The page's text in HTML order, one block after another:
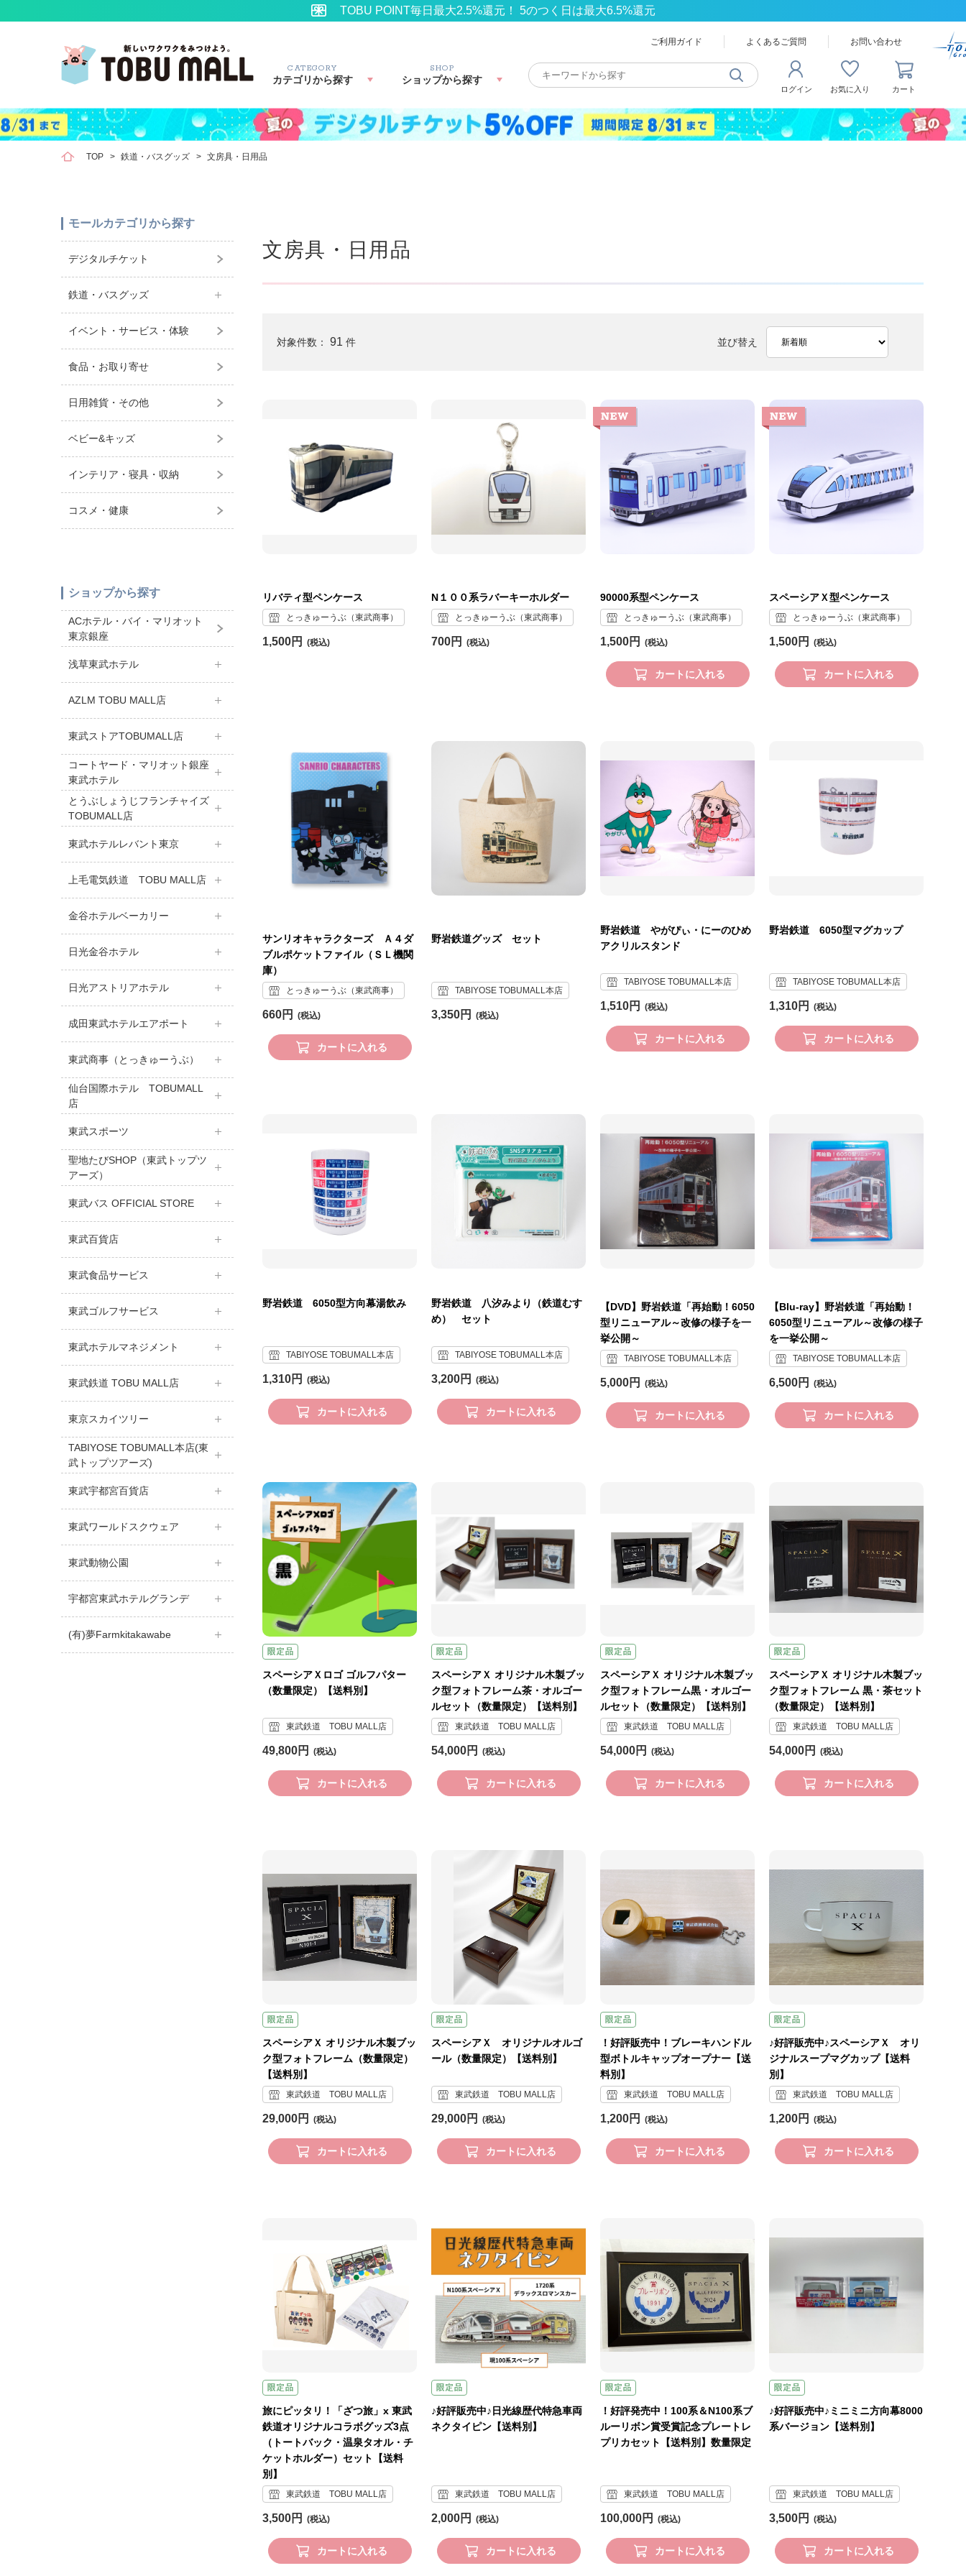
TOBU POINT毎日最大2.5%還元！ 5のつく日は最大6.5%還元
ご利用ガイド よくあるご質問 お問い合わせ
CATEGORY
カテゴリから探す
SHOP
ショップから探す
ログイン お気に入り カート
TOP > 鉄道・バスグッズ > 文房具・日用品
モールカテゴリから探す
デジタルチケット
鉄道・バスグッズ
イベント・サービス・体験
食品・お取り寄せ
日用雑貨・その他
ベビー&キッズ
インテリア・寝具・収納
コスメ・健康
ショップから探す
ACホテル・バイ・マリオット
東京銀座
浅草東武ホテル
AZLM TOBU MALL店
東武ストアTOBUMALL店
コートヤード・マリオット銀座
東武ホテル
とうぶしょうじフランチャイズ
TOBUMALL店
東武ホテルレバント東京
上毛電気鉄道 TOBU MALL店
金谷ホテルベーカリー
日光金谷ホテル
日光アストリアホテル
成田東武ホテルエアポート
東武商事（とっきゅーうぶ）
仙台国際ホテル TOBUMALL
店
東武スポーツ
聖地たびSHOP（東武トップツ
アーズ）
東武バス OFFICIAL STORE
東武百貨店
東武食品サービス
東武ゴルフサービス
東武ホテルマネジメント
東武鉄道 TOBU MALL店
東京スカイツリー
TABIYOSE TOBUMALL本店(東
武トップツアーズ)
東武宇都宮百貨店
東武ワールドスクウェア
東武動物公園
宇都宮東武ホテルグランデ
(有)夢Farmkitakawabe
文房具・日用品
並び替え
対象件数： 91 件
リバティ型ペンケース
とっきゅーうぶ（東武商事）
1,500円
N１００系ラバーキーホルダー
とっきゅーうぶ（東武商事）
700円
90000系型ペンケース
とっきゅーうぶ（東武商事）
1,500円
カートに入れる
スペーシアＸ型ペンケース
とっきゅーうぶ（東武商事）
1,500円
カートに入れる
サンリオキャラクターズ Ａ４ダ
ブルポケットファイル（ＳＬ機関
庫）
とっきゅーうぶ（東武商事）
660円
カートに入れる
野岩鉄道グッズ セット
TABIYOSE TOBUMALL本店
3,350円
野岩鉄道 やがぴぃ・にーのひめ
アクリルスタンド
TABIYOSE TOBUMALL本店
1,510円
カートに入れる
野岩鉄道 6050型マグカップ
TABIYOSE TOBUMALL本店
1,310円
カートに入れる
野岩鉄道 6050型方向幕湯飲み
TABIYOSE TOBUMALL本店
1,310円
カートに入れる
野岩鉄道 八汐みより（鉄道むす
め） セット
TABIYOSE TOBUMALL本店
3,200円
カートに入れる
【DVD】野岩鉄道「再始動！6050
型リニューアル～改修の様子を一
挙公開～
TABIYOSE TOBUMALL本店
5,000円
カートに入れる
【Blu-ray】野岩鉄道「再始動！
6050型リニューアル～改修の様子
を一挙公開～
TABIYOSE TOBUMALL本店
6,500円
カートに入れる
スペーシアＸロゴ ゴルフパター
（数量限定）【送料別】
東武鉄道 TOBU MALL店
49,800円
カートに入れる
スペーシアＸ オリジナル木製ブッ
ク型フォトフレーム茶・オルゴー
ルセット（数量限定）【送料別】
東武鉄道 TOBU MALL店
54,000円
カートに入れる
スペーシアＸ オリジナル木製ブッ
ク型フォトフレーム黒・オルゴー
ルセット（数量限定）【送料別】
東武鉄道 TOBU MALL店
54,000円
カートに入れる
スペーシアＸ オリジナル木製ブッ
ク型フォトフレーム 黒・茶セット
（数量限定）【送料別】
東武鉄道 TOBU MALL店
54,000円
カートに入れる
スペーシアＸ オリジナル木製ブッ
ク型フォトフレーム（数量限定）
【送料別】
東武鉄道 TOBU MALL店
29,000円
カートに入れる
スペーシアＸ オリジナルオルゴ
ール（数量限定）【送料別】
東武鉄道 TOBU MALL店
29,000円
カートに入れる
！好評販売中！ブレーキハンドル
型ボトルキャップオープナー【送
料別】
東武鉄道 TOBU MALL店
1,200円
カートに入れる
♪好評販売中♪スペーシアＸ オリ
ジナルスープマグカップ【送料
別】
東武鉄道 TOBU MALL店
1,200円
カートに入れる
旅にピッタリ！「ざつ旅」x 東武
鉄道オリジナルコラボグッズ3点
（トートバック・温泉タオル・チ
ケットホルダー）セット【送料
別】
東武鉄道 TOBU MALL店
3,500円
カートに入れる
♪好評販売中♪日光線歴代特急車両
ネクタイピン【送料別】
東武鉄道 TOBU MALL店
2,000円
カートに入れる
！好評発売中！100系＆N100系ブ
ルーリボン賞受賞記念プレートレ
プリカセット【送料別】数量限定
東武鉄道 TOBU MALL店
100,000円
カートに入れる
♪好評販売中♪ミニミニ方向幕8000
系バージョン【送料別】
東武鉄道 TOBU MALL店
3,500円
カートに入れる